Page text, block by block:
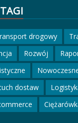
drogowy
Rozwój
dostaw